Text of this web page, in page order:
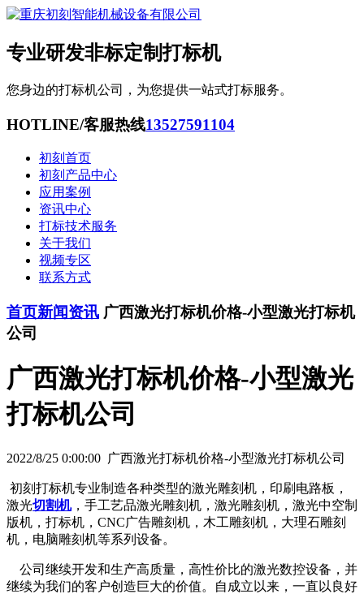
专业研发非标定制打标机
您身边的打标机公司，为您提供一站式打标服务。
HOTLINE/客服热线13527591104
初刻首页
初刻产品中心
应用案例
资讯中心
打标技术服务
关于我们
视频专区
联系方式
首页新闻资讯 广西激光打标机价格-小型激光打标机
公司
广西激光打标机价格-小型激光
打标机公司
2022/8/25 0:00:00 广西激光打标机价格-小型激光打标机公司
初刻打标机专业制造各种类型的激光雕刻机，印刷电路板，
激光切割机，手工艺品激光雕刻机，激光雕刻机，激光中空制
版机，打标机，CNC广告雕刻机，木工雕刻机，大理石雕刻
机，电脑雕刻机等系列设备。
公司继续开发和生产高质量，高性价比的激光数控设备，并
继续为我们的客户创造巨大的价值。自成立以来，一直以良好